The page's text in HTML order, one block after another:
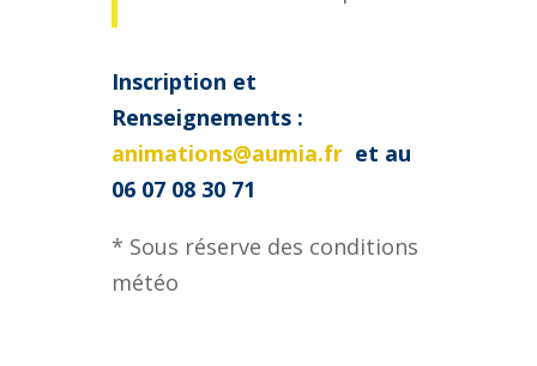
Inscription et
Renseignements :
animations@aumia.fret au
06 07 08 30 71
* Sous réserve des conditions
météo